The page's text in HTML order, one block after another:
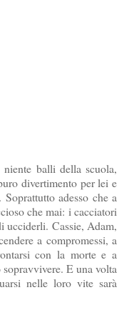
balli della scuola,
divertimento per lei e
adesso che a
che mai: i cacciatori
ucciderli. Cassie, Adam,
a compromessi, a
con la morte e a
E una volta
nelle loro vite sarà